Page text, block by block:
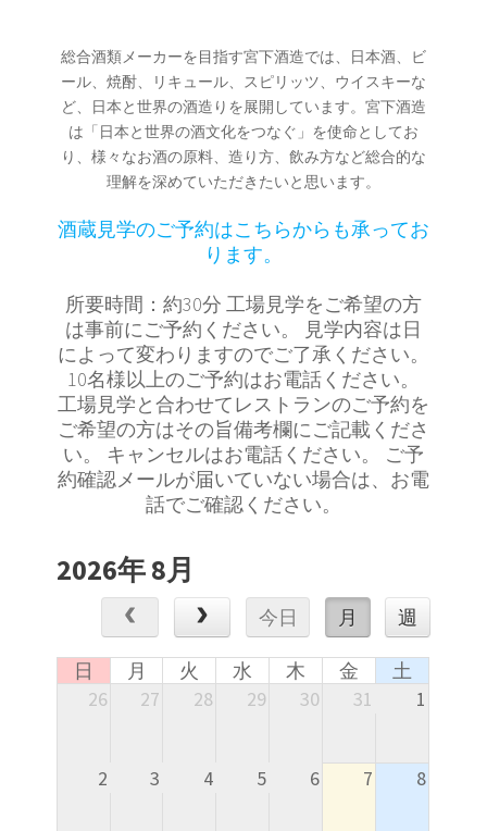
総合酒類メーカーを目指す宮下酒造では、日本酒、ビ
ール、焼酎、リキュール、スピリッツ、ウイスキーな
ど、日本と世界の酒造りを展開しています。宮下酒造
は「日本と世界の酒文化をつなぐ」を使命としてお
り、様々なお酒の原料、造り方、飲み方など総合的な
理解を深めていただきたいと思います。
酒蔵見学のご予約はこちらからも承ってお
ります。
所要時間：約30分 工場見学をご希望の方
は事前にご予約ください。 見学内容は日
によって変わりますのでご了承ください。
10名様以上のご予約はお電話ください。
工場見学と合わせてレストランのご予約を
ご希望の方はその旨備考欄にご記載くださ
い。 キャンセルはお電話ください。 ご予
約確認メールが届いていない場合は、お電
話でご確認ください。
2026年 8月
今日 月 週
日 月 火 水 木 金
土
26
27 28 29 30 31 1
2 3 4 5 6 7 8